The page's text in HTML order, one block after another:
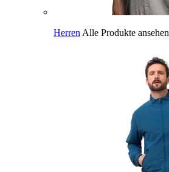
Herren Alle Produkte ansehen